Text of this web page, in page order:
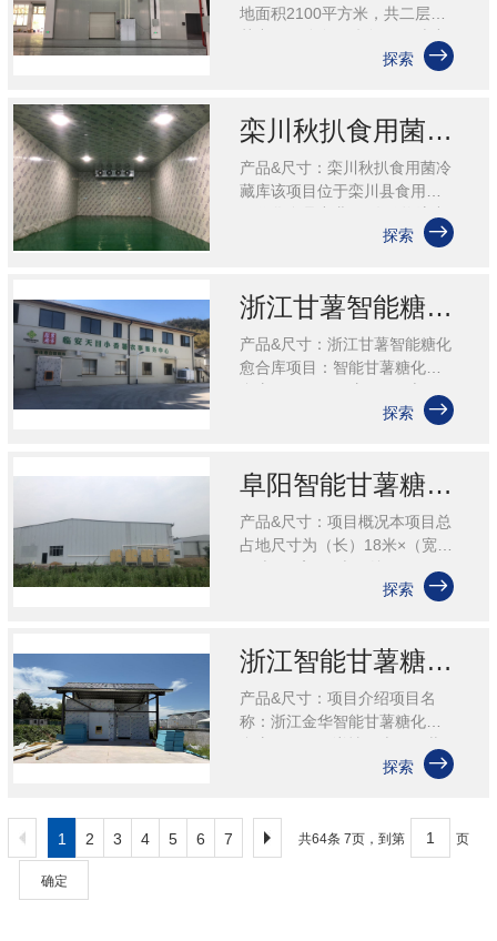
地面积2100平方米，共二层，
香薯高温愈合仓、低温糖化
等，......
探索 
栾川秋扒食用菌冷藏库
产品&尺寸：栾川秋扒食用菌冷
藏库该项目位于栾川县食用菌
现代化食品产业园(冷链物流中
心)内，主要用于香菇存储，冷
14.8......
探索 
浙江甘薯智能糖化愈合库项目
产品&尺寸：浙江甘薯智能糖化
愈合库项目：智能甘薯糖化愈
方，可存储红薯50吨。冷库类
库......
探索 
阜阳智能甘薯糖化愈合库
产品&尺寸：项目概况本项目总
占地尺寸为（长）18米×（宽）
24米×（高）7米，总面积
432m²；共分为2间仓储区域。
（长......
探索 
浙江智能甘薯糖化愈合库项目
产品&尺寸：项目介绍项目名
称：浙江金华智能甘薯糖化愈
分2个建筑位置，1#占地尺寸为
面积25.44m²；2#占地尺......
探索 
1 2 3 4 5 6 7 共64条 7页，到第 页
确定